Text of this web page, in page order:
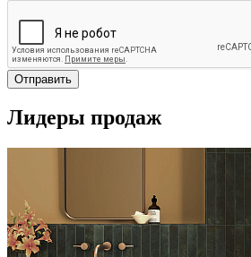
Отправить
Лидеры продаж